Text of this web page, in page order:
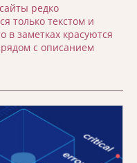
редко
только текстом и
в заметках красуются
с описанием